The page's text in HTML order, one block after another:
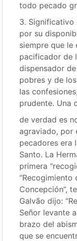
todo pecado
3. Significativo
por su
siempre que le
pacificador de
dispensador
pobres y de
las
prudente. Una
de verdad es
agraviado, por
pecadores era
Santo. La
primera
“Recogimiento
Concepción”,
Galvão dijo:
Señor levante
brazo del
que se